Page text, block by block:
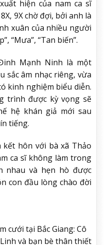
hiện của nam ca sĩ
9X chờ đợi, bởi anh là
xuân của nhiều người
“Mưa”, “Tan biến”.
Mạnh Ninh là một
sắc âm nhạc riêng, vừa
kinh nghiệm biểu diễn.
trình được kỳ vọng sẽ
hệ khán giả mới sau
tiếng.
hôn với bà xã Thảo
ca sĩ không làm trong
nhau và hẹn hò được
con đầu lòng chào đời
cưới tại Bắc Giang: Cô
và bạn bè thân thiết